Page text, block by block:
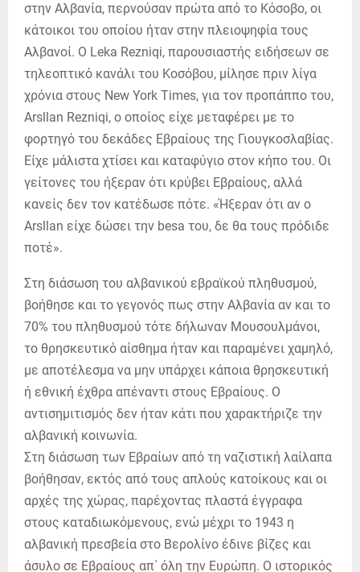
στην Αλβανία, περνούσαν πρώτα από το Κόσοβο, οι
κάτοικοι του οποίου ήταν στην πλειοψηφία τους
Αλβανοί. Ο Leka Rezniqi, παρουσιαστής ειδήσεων σε
τηλεοπτικό κανάλι του Κοσόβου, μίλησε πριν λίγα
χρόνια στους New York Times, για τον προπάππο του,
Arsllan Rezniqi, ο οποίος είχε μεταφέρει με το
φορτηγό του δεκάδες Εβραίους της Γιουγκοσλαβίας.
Είχε μάλιστα χτίσει και καταφύγιο στον κήπο του. Οι
γείτονες του ήξεραν ότι κρύβει Εβραίους, αλλά
κανείς δεν τον κατέδωσε πότε. «Ήξεραν ότι αν ο
Arsllan είχε δώσει την besa του, δε θα τους πρόδιδε
ποτέ».
Στη διάσωση του αλβανικού εβραϊκού πληθυσμού,
βοήθησε και το γεγονός πως στην Αλβανία αν και το
70% του πληθυσμού τότε δήλωναν Μουσουλμάνοι,
το θρησκευτικό αίσθημα ήταν και παραμένει χαμηλό,
με αποτέλεσμα να μην υπάρχει κάποια θρησκευτική
ή εθνική έχθρα απέναντι στους Εβραίους. Ο
αντισημιτισμός δεν ήταν κάτι που χαρακτήριζε την
αλβανική κοινωνία.
Στη διάσωση των Εβραίων από τη ναζιστική λαίλαπα
βοήθησαν, εκτός από τους απλούς κατοίκους και οι
αρχές της χώρας, παρέχοντας πλαστά έγγραφα
στους καταδιωκόμενους, ενώ μέχρι το 1943 η
αλβανική πρεσβεία στο Βερολίνο έδινε βίζες και
άσυλο σε Εβραίους απ΄ όλη την Ευρώπη. Ο ιστορικός